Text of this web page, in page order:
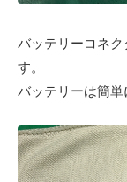
バッテリーコネ
す。
バッテリーは簡単